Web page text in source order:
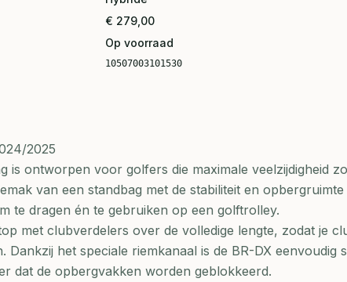
€ 279,00
Op voorraad
10507003101530
2025
is ontworpen voor golfers die maximale veelzijdigheid
van een standbag met de stabiliteit en
te dragen én te gebruiken op een golftrolley.
met clubverdelers over de volledige lengte, zodat je
het speciale riemkanaal is de BR-DX eenvoudig
dat de opbergvakken worden geblokkeerd.